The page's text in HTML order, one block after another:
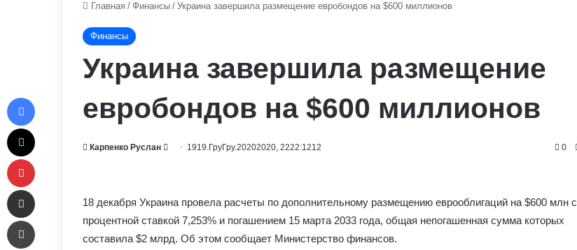
Главная / Финансы / Украина завершила размещение евробондов на $600 миллионов
Финансы
Украина завершила размещение
евробондов на $600 миллионов
Карпенко Руслан
Send 1919.ГруГру.20202020, 2222:1212 0
18 декабря Украина провела расчеты по дополнительному размещению еврооблигаций на $600 млн с
процентной ставкой 7,253% и погашением 15 марта 2033 года, общая непогашенная сумма которых
составила $2 млрд. Об этом сообщает Министерство финансов.